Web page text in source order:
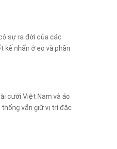
sự ra đời của các
kế nhấn ở eo và phần
cưới Việt Nam và áo
vẫn giữ vị trí đặc